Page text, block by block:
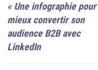
« Une infographie pour
mieux convertir son
audience B2B avec
LinkedIn